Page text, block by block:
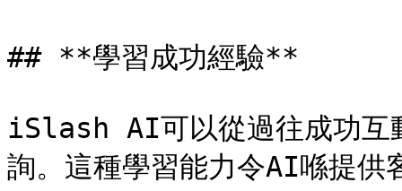
## **學習成功經驗**
iSlash AI可以從過往成功互
詢。這種學習能力令AI喺提供